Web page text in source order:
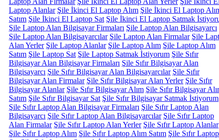
Laptop Alanlar Şile İkinci El Laptop Alım Şile İkinci El Laptop
Satım Şile İkinci El Laptop Sat Şile İkinci El Laptop Satmak
Şile Laptop Alan Bilgisayar Firmaları Şile Laptop Alan Bilgisayarcı
Şile Laptop Alan Bilgisayarcılar Şile Laptop Alan Firmalar Şile
Alan Yerler Şile Laptop Alanlar Şile Laptop Alım Şile Laptop Alım
Satım Şile Laptop Sat Şile Laptop Satmak İstiyorum Şile Sıfır
Bilgisayar Alan Bilgisayar Firmaları Şile Sıfır Bilgisayar Alan
Bilgisayarcı Şile Sıfır Bilgisayar Alan Bilgisayarcılar Şile Sıfır
Bilgisayar Alan Firmalar Şile Sıfır Bilgisayar Alan Yerler Şile Sıfır
Bilgisayar Alanlar Şile Sıfır Bilgisayar Alım Şile Sıfır Bilgisayar
Satım Şile Sıfır Bilgisayar Sat Şile Sıfır Bilgisayar Satmak İstiyorum
Şile Sıfır Laptop Alan Bilgisayar Firmaları Şile Sıfır Laptop Alan
Bilgisayarcı Şile Sıfır Laptop Alan Bilgisayarcılar Şile Sıfır Laptop
Alan Firmalar Şile Sıfır Laptop Alan Yerler Şile Sıfır Laptop Alanlar
Şile Sıfır Laptop Alım Şile Sıfır Laptop Alım Satım Şile Sıfır Laptop